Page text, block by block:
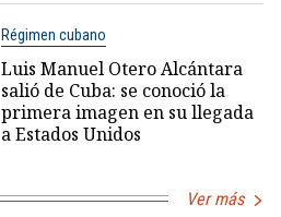
Régimen cubano
Luis Manuel Otero Alcántara
salió de Cuba: se conoció la
primera imagen en su llegada
a Estados Unidos
Ver más